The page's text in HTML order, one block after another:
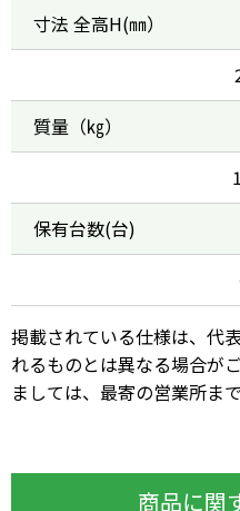
寸法 全高H(㎜）
質量（㎏）
保有台数(台)
掲載されている仕様は、代
れるものとは異なる場合が
ましては、最寄の営業所ま
商品に関